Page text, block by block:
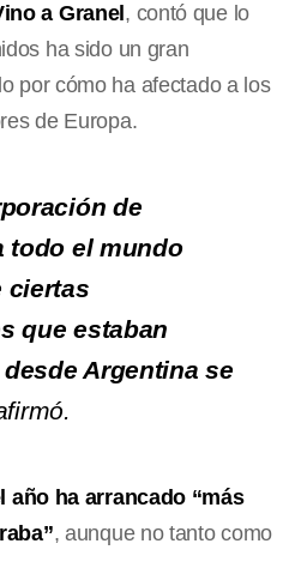
a Granel , contó que lo
ha sido un gran
por cómo ha afectado a los
de Europa.
de
todo el mundo
ciertas
que estaban
Argentina se
año ha arrancado “más
, aunque no tanto como